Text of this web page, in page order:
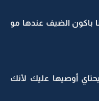
باكون الضيف عندها مو
أوصيها عليك لأنك